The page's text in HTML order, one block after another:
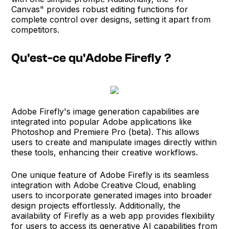
Canvas" provides robust editing functions for
complete control over designs, setting it apart from
competitors.
Qu'est-ce qu'Adobe Firefly ?
Adobe Firefly's image generation capabilities are
integrated into popular Adobe applications like
Photoshop and Premiere Pro (beta). This allows
users to create and manipulate images directly within
these tools, enhancing their creative workflows.
One unique feature of Adobe Firefly is its seamless
integration with Adobe Creative Cloud, enabling
users to incorporate generated images into broader
design projects effortlessly. Additionally, the
availability of Firefly as a web app provides flexibility
for users to access its generative AI capabilities from